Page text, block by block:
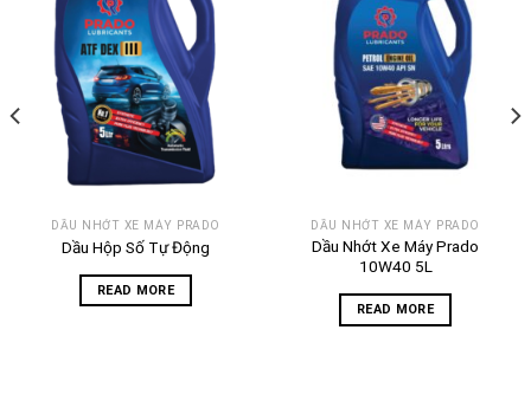
Add to
wishlist
DẦU NHỚT XE MÁY PRADO
Dầu Hộp Số Tự Động
READ MORE
Add to
wishlist
DẦU NHỚT XE MÁY PRADO
Dầu Nhớt Xe Máy Prado
10W40 5L
READ MORE